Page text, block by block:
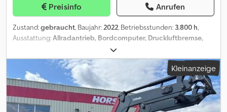
Preisinfo Anrufen
Zustand:gebraucht, Baujahr:2022, Betriebsstunden: 3.800 h,
Ausstattung:Allradantrieb, Bordcomputer, Druckluftbremse,
Frontzapfwelle, Kabine, Klimaanlage
Puma 185 CVX 0020 Motor: 6 Zylinder 6,7 Itr. Hubraum 0030 Stufe
V 0040 Getriebe: Stufenlos 50 km/h Eco 0050 Zapfwelle:
540/540E/1000/1000E U/min 0060 Kabine: Deluxe-Kabine mit 0070
Kabinenfederung 0080 4 elektr. DW Steuergeräte Dkodpfx
Apoztg T Iscjr 0090 Druckluftanlage 0100 Klimaautomatik 0110
Kleinanzeige